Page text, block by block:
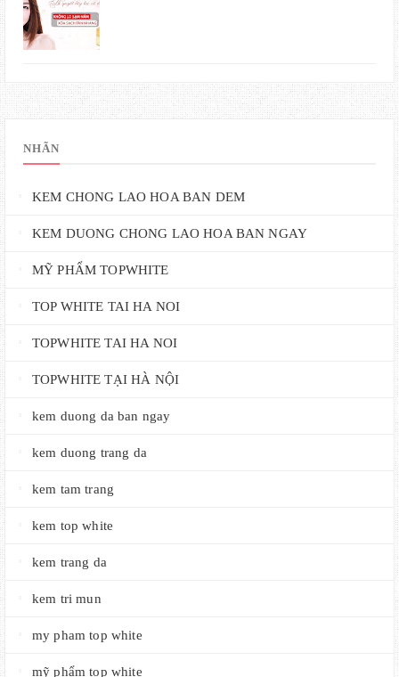
NHÃN
KEM CHONG LAO HOA BAN DEM
KEM DUONG CHONG LAO HOA BAN NGAY
MỸ PHẨM TOPWHITE
TOP WHITE TAI HA NOI
TOPWHITE TAI HA NOI
TOPWHITE TẠI HÀ NỘI
kem duong da ban ngay
kem duong trang da
kem tam trang
kem top white
kem trang da
kem tri mun
my pham top white
mỹ phẩm top white